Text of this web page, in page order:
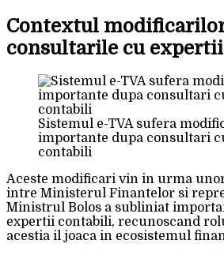
Contextul
consultarile cu
Sistemul e-TVA sufera
importante dupa consultari
contabili
Aceste modificari vin in urma
intre Ministerul Finantelor si
Ministrul Bolos a subliniat
expertii contabili, recunoscand
acestia il joaca in ecosistemul